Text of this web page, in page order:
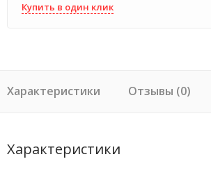
Купить в один клик
Характеристики Отзывы (0)
Характеристики